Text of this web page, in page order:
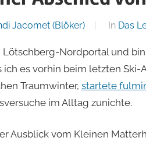
Jacomet (Blöker) In Das
Lötschberg-Nordportal und
es vorhin beim letzten Ski-
Traumwinter, startete
im Alltag zunichte.
Ausblick vom Kleinen